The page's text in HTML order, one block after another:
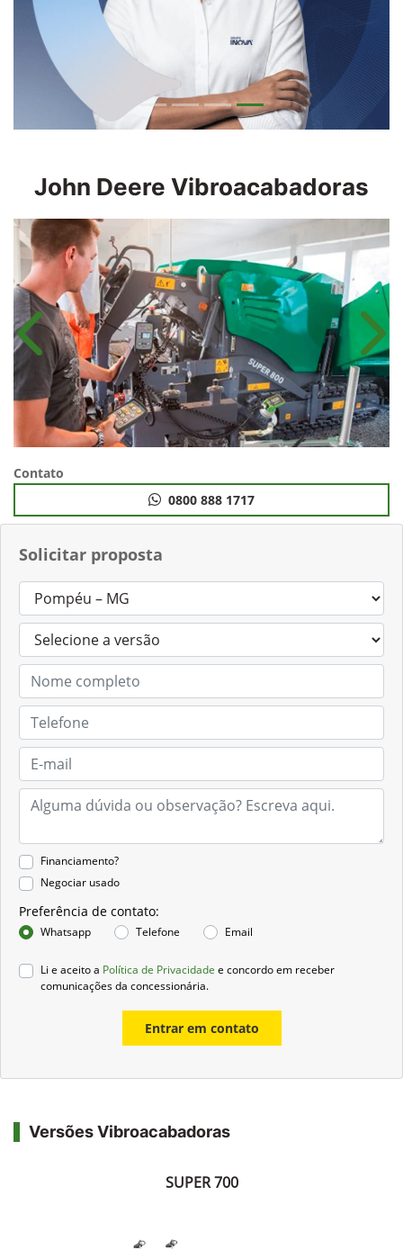
John Deere Vibroacabadoras
Solicitar proposta
Financiamento?
Negociar usado
Preferência de contato:
Whatsapp Telefone Email
Li e aceito a Política de Privacidade e concordo em receber
comunicações da concessionária.
Entrar em contato
Anterior
Contato
0800 888 1717
Versões Vibroacabadoras
SUPER 700